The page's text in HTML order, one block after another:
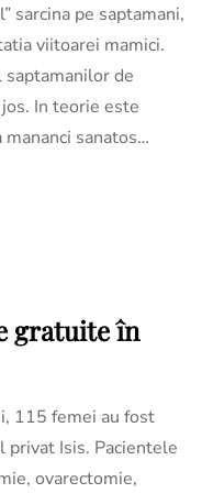
sarcina pe saptamani,
viitoarei mamici.
saptamanilor de
In teorie este
sanatos…
gratuite în
115 femei au fost
Isis. Pacientele
ovarectomie,